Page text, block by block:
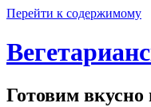
Перейти к содержимому
Готовим вкусно